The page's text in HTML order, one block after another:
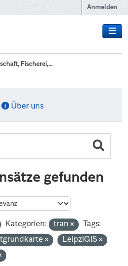
Anmelden
Fischerei,...
Über uns
gefunden
Kategorien: tran
Tags:
LeipziGIS